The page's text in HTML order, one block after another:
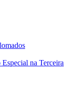
na Terceira